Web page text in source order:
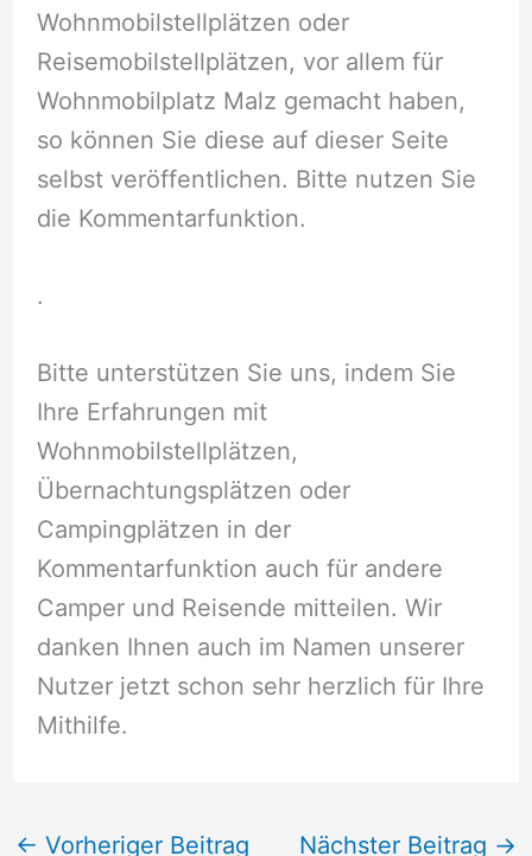
Wohnmobilstellplätzen oder
Reisemobilstellplätzen, vor allem für
Wohnmobilplatz Malz gemacht haben,
so können Sie diese auf dieser Seite
selbst veröffentlichen. Bitte nutzen Sie
die Kommentarfunktion.
.
Bitte unterstützen Sie uns, indem Sie
Ihre Erfahrungen mit
Wohnmobilstellplätzen,
Übernachtungsplätzen oder
Campingplätzen in der
Kommentarfunktion auch für andere
Camper und Reisende mitteilen. Wir
danken Ihnen auch im Namen unserer
Nutzer jetzt schon sehr herzlich für Ihre
Mithilfe.
← Vorheriger Beitrag Nächster Beitrag →